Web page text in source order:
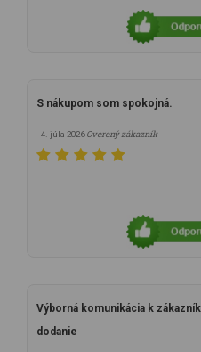
S nákupom som spokojná.
- 4. júla 2026Overený zákazník
Výborná komunikácia k
dodanie